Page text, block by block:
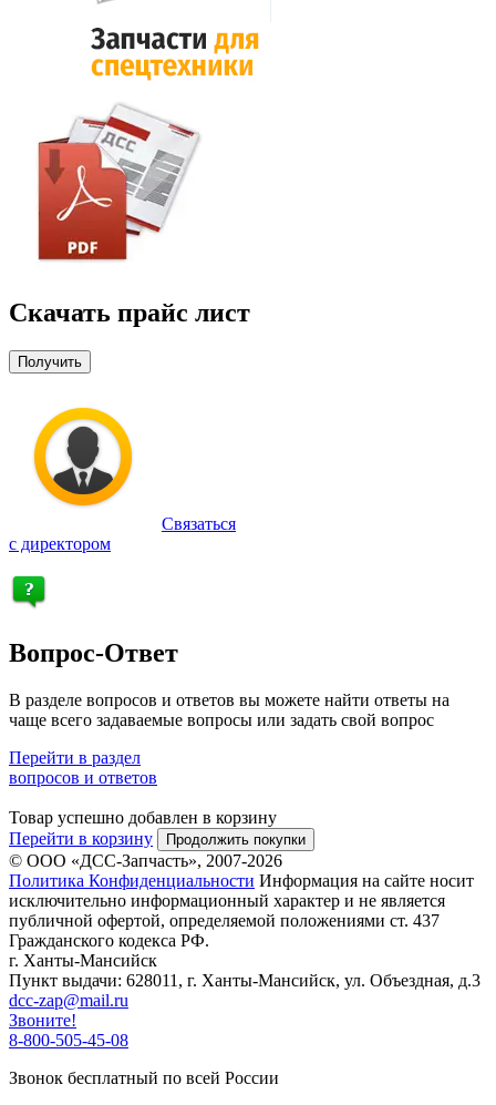
Скачать прайс лист
Получить
Связаться
с директором
Вопрос-Ответ
В разделе вопросов и ответов вы можете найти ответы на
чаще всего задаваемые вопросы или задать свой вопрос
Перейти в раздел
вопросов и ответов
Товар успешно добавлен в корзину
Перейти в корзину
Продолжить покупки
© ООО «ДСС-Запчасть», 2007-2026
Политика Конфиденциальности Информация на сайте носит
исключительно информационный характер и не является
публичной офертой, определяемой положениями ст. 437
Гражданского кодекса РФ.
г. Ханты-Мансийск
Пункт выдачи: 628011, г. Ханты-Мансийск, ул. Объездная, д.3
dcc-zap@mail.ru
Звоните!
8-800-505-45-08
Звонок бесплатный по всей России